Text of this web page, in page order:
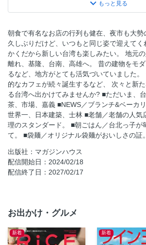
【NEWS】ブランチ＆ベーカリーカフェ
日本建築、士林
【老舗】老舗の人気店に教わった台湾料
【朝ごはん】台北っ子が毎日通う朝食を
【袋麺】オリジナル袋麺がおいしさの証
【ノスタルジック料理店】かわいくて昔
が流行中。
【台湾スイーツ】長く愛されるおやつの
【漢方】暮らしの中に漢方が生きている
【台北から離れて】
新北 若くて個性的なオーナーが集まる
鶯歌 器屋さん巡りも楽しい。
基隆 レトロな情緒が漂う〝雨の港町〟。
澎湖 離島発のローカルおやつに夢中。
【台南のおやつ】街をホッピングして、
【ニーハオウォーハオ】愛すべきメイド
朝食で有名なお店の行列も健在、夜市も大勢
久しぶりだけど、いつもと同じ姿で迎えてく
かくだから新しい台湾も楽しみたい。 地元
離れ、基隆、台南、高雄へ。 昔の建物をモ
るなど、地方がとても活気づいていました
的なカフェが続々誕生するなど、 次々と新
る台湾へ出かけてみませんか? ■ただいま、
茶、市場、嘉義 ■NEWS／ブランチ&ベーカ
世界一、日本建築、士林 ■老舗／老舗の人気
理のスタンダード。 ■朝ごはん／台北っ子が
て。 ■袋麺／オリジナル袋麺がおいしさの証。
出版社：マガジンハウス
配信開始日：2024/02/18
配信終了日：2027/02/17
お出かけ・グルメ
新着 新着